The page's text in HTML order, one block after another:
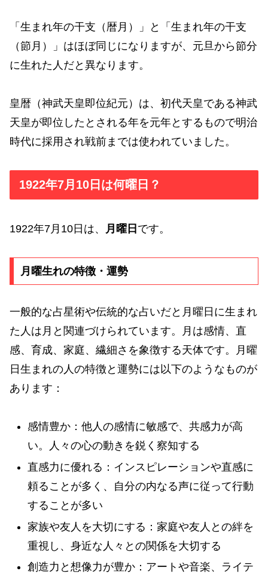
「生まれ年の干支（暦月）」と「生まれ年の干支
（節月）」はほぼ同じになりますが、元旦から節分
に生れた人だと異なります。
皇暦（神武天皇即位紀元）は、初代天皇である神武
天皇が即位したとされる年を元年とするもので明治
時代に採用され戦前までは使われていました。
1922年7月10日は何曜日？
1922年7月10日は、 月曜日 です。
月曜生れの特徴・運勢
一般的な占星術や伝統的な占いだと月曜日に生まれ
た人は月と関連づけられています。月は感情、直
感、育成、家庭、繊細さを象徴する天体です。月曜
日生まれの人の特徴と運勢には以下のようなものが
あります：
感情豊か：他人の感情に敏感で、共感力が高
い。人々の心の動きを鋭く察知する
直感力に優れる：インスピレーションや直感に
頼ることが多く、自分の内なる声に従って行動
することが多い
家族や友人を大切にする：家庭や友人との絆を
重視し、身近な人々との関係を大切する
創造力と想像力が豊か：アートや音楽、ライテ